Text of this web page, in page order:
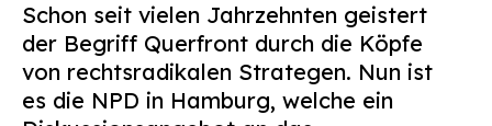
Über Uns
Infos & Broschüren
Archiv
Schon seit vielen Jahrzehnten geistert
der Begriff Querfront durch die Köpfe
von rechtsradikalen Strategen. Nun ist
es die NPD in Hamburg, welche ein